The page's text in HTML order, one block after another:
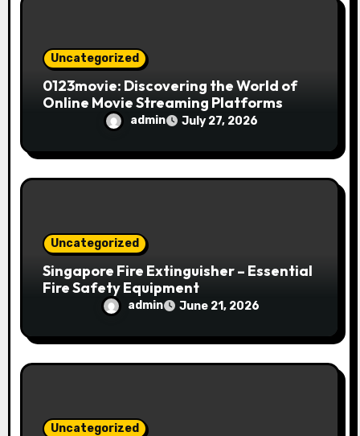
n
Uncategorized
0123movie: Discovering the World of
Online Movie Streaming Platforms
admin July 27, 2026
Uncategorized
Singapore Fire Extinguisher – Essential
Fire Safety Equipment
admin June 21, 2026
Uncategorized